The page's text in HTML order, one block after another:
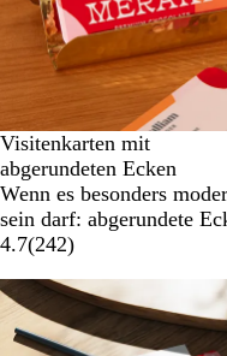
Visitenkarten mit
abgerundeten Ecken
Wenn es besonders
sein darf: abgerundete
4.7(242)